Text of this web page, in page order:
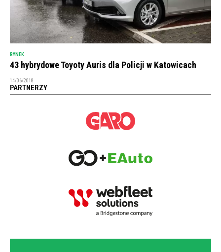
RYNEK
43 hybrydowe Toyoty Auris dla Policji w Katowicach
14/06/2018
PARTNERZY